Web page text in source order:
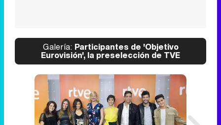
Galería: Participantes de 'Objetivo
Eurovisión', la preselección de TVE